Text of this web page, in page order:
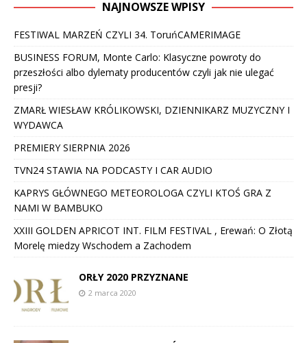
NAJNOWSZE WPISY
FESTIWAL MARZEŃ CZYLI 34. ToruńCAMERIMAGE
BUSINESS FORUM, Monte Carlo: Klasyczne powroty do
przeszłości albo dylematy producentów czyli jak nie ulegać
presji?
ZMARŁ WIESŁAW KRÓLIKOWSKI, DZIENNIKARZ MUZYCZNY I
WYDAWCA
PREMIERY SIERPNIA 2026
TVN24 STAWIA NA PODCASTY I CAR AUDIO
KAPRYS GŁÓWNEGO METEOROLOGA CZYLI KTOŚ GRA Z
NAMI W BAMBUKO
XXIII GOLDEN APRICOT INT. FILM FESTIVAL , Erewań: O Złotą
Morelę miedzy Wschodem a Zachodem
ORŁY 2020 PRZYZNANE
2 marca 2020